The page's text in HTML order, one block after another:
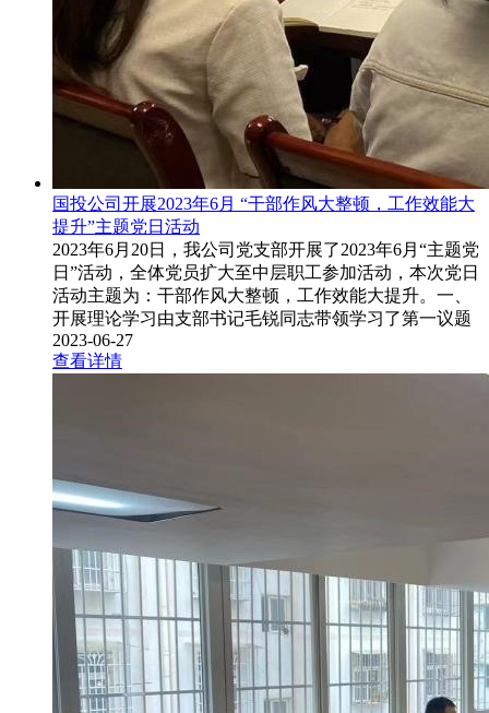
国投公司开展2023年6月 “干部作风大整顿，工作效能大
提升”主题党日活动
2023年6月20日，我公司党支部开展了2023年6月“主题党
日”活动，全体党员扩大至中层职工参加活动，本次党日
活动主题为：干部作风大整顿，工作效能大提升。一、
开展理论学习由支部书记毛锐同志带领学习了第一议题
2023-06-27
查看详情